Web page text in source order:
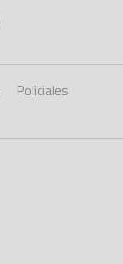
Policiales